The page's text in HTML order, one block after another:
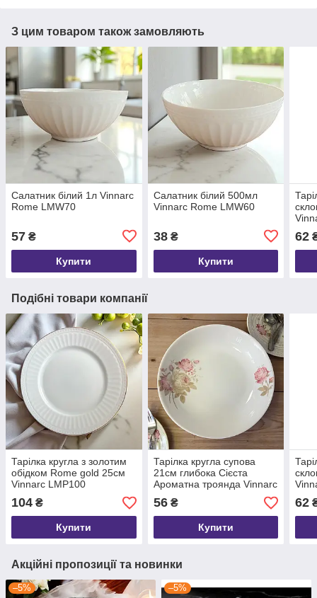
З цим товаром також замовляють
Салатник білий 1л Vinnarc
Rome LMW70
57 ₴
Купити
Салатник білий 500мл
Vinnarc Rome LMW60
38₴
Купити
62
Подібні товари компанії
Тарілка кругла з золотим
обідком Rome gold 25см
Vinnarc LMP100
104 ₴
Купити
Тарілка кругла супова
21см глибока Сієста
Ароматна троянда Vinnarc
25-026
56₴
Купити
62
Акційні пропозиції та новинки
–5% –5%